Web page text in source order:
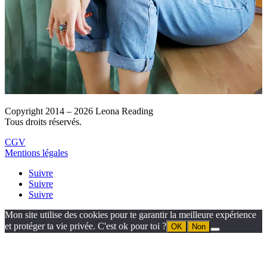
Copyright 2014 – 2026 Leona Reading
Tous droits réservés.
CGV
Mentions légales
Suivre
Suivre
Suivre
Mon site utilise des cookies pour te garantir la meilleure expérience
et protéger ta vie privée. C'est ok pour toi ? OK Non